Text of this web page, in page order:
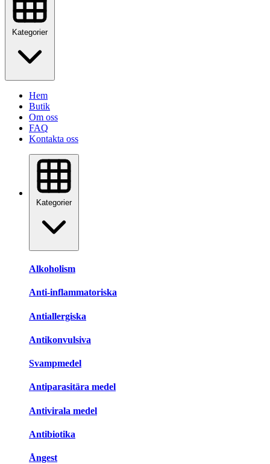
Kategorier
Hem
Butik
Om oss
FAQ
Kontakta oss
Kategorier
Alkoholism
Anti-inflammatoriska
Antiallergiska
Antikonvulsiva
Svampmedel
Antiparasitära medel
Antivirala medel
Antibiotika
Ångest